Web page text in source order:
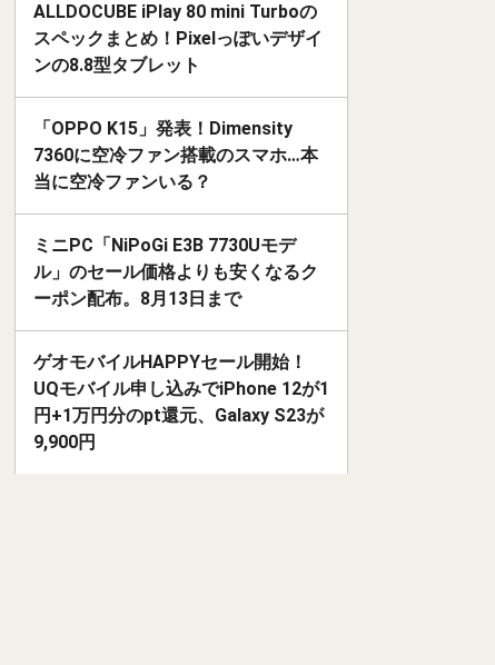
ALLDOCUBE iPlay 80 mini Turboの
スペックまとめ！Pixelっぽいデザイ
ンの8.8型タブレット
「OPPO K15」発表！Dimensity
7360に空冷ファン搭載のスマホ…本
当に空冷ファンいる？
ミニPC「NiPoGi E3B 7730Uモデ
ル」のセール価格よりも安くなるク
ーポン配布。8月13日まで
ゲオモバイルHAPPYセール開始！
UQモバイル申し込みでiPhone 12が1
円+1万円分のpt還元、Galaxy S23が
9,900円